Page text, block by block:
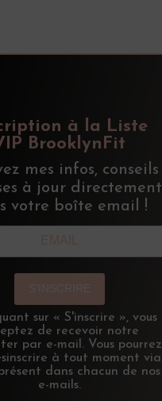
à la Liste
BrooklynFit
mes infos, conseils
à jour directement
votre boîte email !
sur « S'inscrire », vous
de recevoir notre
par e-mail. Vous pourrez
à tout moment via
dans chacun de nos
e-mails.